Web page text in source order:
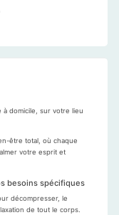
à domicile, sur votre lieu
être total, où chaque
votre esprit et
besoins spécifiques
décompresser, le
de tout le corps.